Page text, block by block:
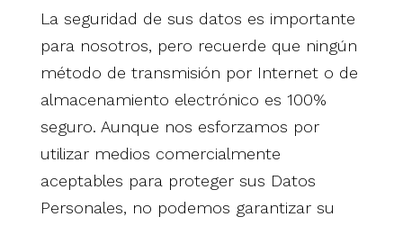
La seguridad de sus datos es importante
para nosotros, pero recuerde que ningún
método de transmisión por Internet o de
almacenamiento electrónico es 100%
seguro. Aunque nos esforzamos por
utilizar medios comercialmente
aceptables para proteger sus Datos
Personales, no podemos garantizar su